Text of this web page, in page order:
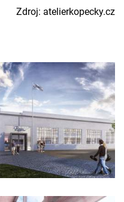
Zdroj: atelierkopecky.cz